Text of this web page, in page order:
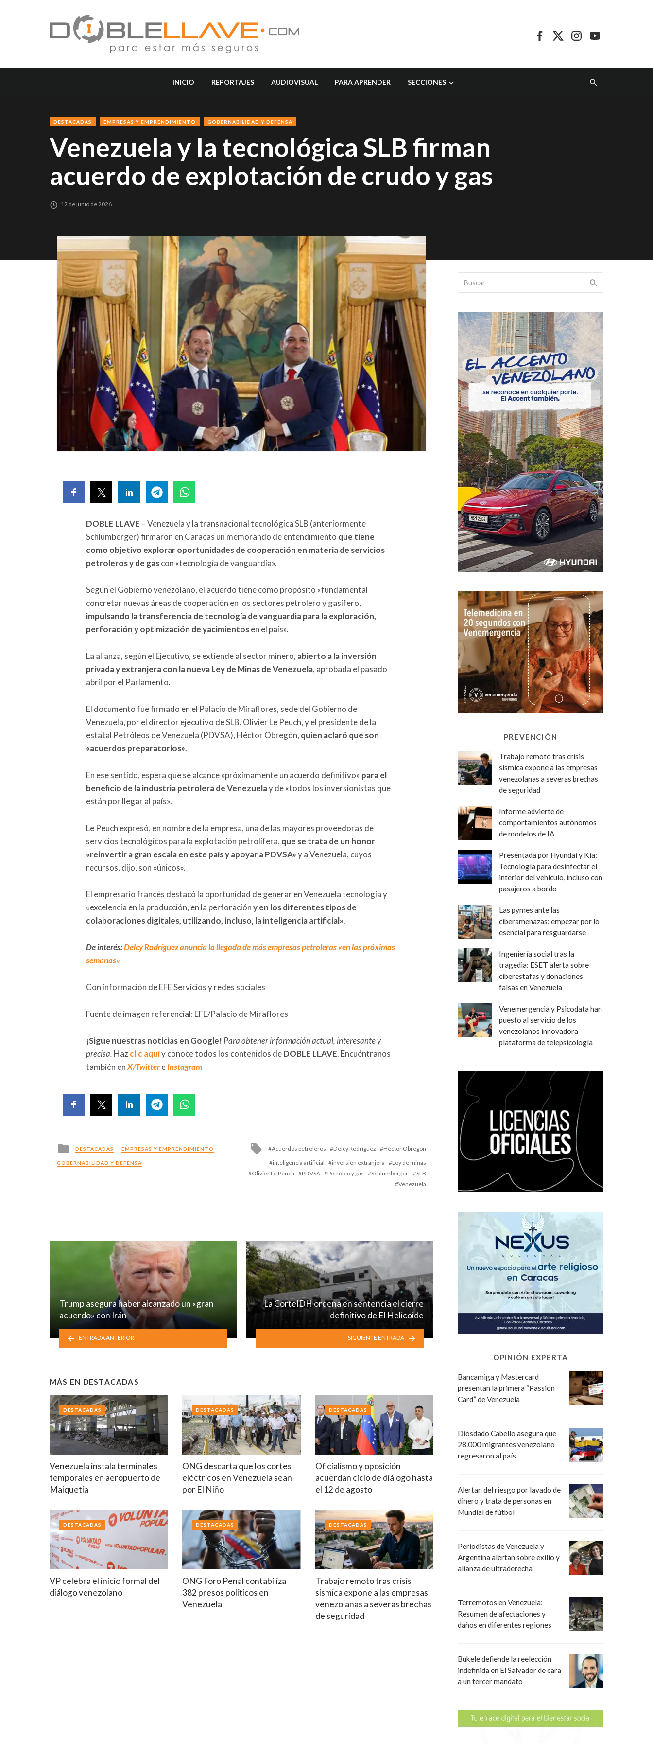
INICIO REPORTAJES AUDIOVISUAL PARA APRENDER SECCIONES
DESTACADAS EMPRESAS Y EMPRENDIMIENTO GOBERNABILIDAD Y DEFENSA
Venezuela y la tecnológica SLB firman
acuerdo de explotación de crudo y gas
12 de junio de 2026
DOBLE LLAVE – Venezuela y la transnacional tecnológica SLB (anteriormente
Schlumberger) firmaron en Caracas un memorando de entendimiento que tiene
como objetivo explorar oportunidades de cooperación en materia de servicios
petroleros y de gascon «tecnología de vanguardia».
Según el Gobierno venezolano, el acuerdo tiene como propósito «fundamental
concretar nuevas áreas de cooperación en los sectores petrolero y gasífero,
impulsando la transferencia de tecnología de vanguardia para la exploración,
perforación y optimización de yacimientosen el país».
La alianza, según el Ejecutivo, se extiende al sector minero, abierto a la inversión
privada y extranjera con la nueva Ley de Minas de Venezuela, aprobada el pasado
abril por el Parlamento.
El documento fue firmado en el Palacio de Miraflores, sede del Gobierno de
Venezuela, por el director ejecutivo de SLB, Olivier Le Peuch, y el presidente de la
estatal Petróleos de Venezuela (PDVSA), Héctor Obregón, quien aclaró que son
«acuerdos preparatorios».
En ese sentido, espera que se alcance «próximamente un acuerdo definitivo» para el
beneficio de la industria petrolera de Venezuelay de «todos los inversionistas que
están por llegar al país».
Le Peuch expresó, en nombre de la empresa, una de las mayores proveedoras de
servicios tecnológicos para la explotación petrolífera, que se trata de un honor
«reinvertir a gran escala en este país y apoyar a PDVSA»y a Venezuela, cuyos
recursos, dijo, son «únicos».
El empresario francés destacó la oportunidad de generar en Venezuela tecnología y
«excelencia en la producción, en la perforacióny en los diferentes tipos de
colaboraciones digitales, utilizando, incluso, la inteligencia artificial».
De interés:Delcy Rodríguez anuncia la llegada de más empresas petroleras «en las próximas
semanas»
Con información de EFE Servicios y redes sociales
Fuente de imagen referencial: EFE/Palacio de Miraflores
¡Sigue nuestras noticias en Google! Para obtener información actual, interesante y
precisa. Hazclic aquíy conoce todos los contenidos deDOBLE LLAVE. Encuéntranos
también enX/TwittereInstagram
Posted
in
DESTACADAS EMPRESAS Y EMPRENDIMIENTO
GOBERNABILIDAD Y DEFENSA
Tagged
Acuerdos petroleros Delcy Rodríguez
Héctor Obregón
inteligencia artificial
inversión extranjera
Ley de minas
Olivier Le Peuch
PDVSA Petróleo y gas Schlumberger.
SLB
Venezuela
Trump asegura haber alcanzado un «gran
acuerdo» con Irán
ENTRADA ANTERIOR
La CorteIDH ordena en sentencia el cierre
definitivo de El Helicoide
SIGUIENTE ENTRADA
MÁS EN DESTACADAS
Venezuela instala terminales
temporales en aeropuerto de
Maiquetía
DESTACADAS
ONG descarta que los cortes
eléctricos en Venezuela sean
por El Niño
DESTACADAS
Oficialismo y oposición
acuerdan ciclo de diálogo hasta
el 12 de agosto
DESTACADAS
VP celebra el inicio formal del
diálogo venezolano
DESTACADAS
ONG Foro Penal contabiliza
382 presos políticos en
Venezuela
DESTACADAS
Trabajo remoto tras crisis
sísmica expone a las empresas
venezolanas a severas brechas
de seguridad
DESTACADAS
PREVENCIÓN
Trabajo remoto tras crisis
sísmica expone a las empresas
venezolanas a severas brechas
de seguridad
Informe advierte de
comportamientos autónomos
de modelos de IA
Presentada por Hyundai y Kia:
Tecnología para desinfectar el
interior del vehículo, incluso con
pasajeros a bordo
Las pymes ante las
ciberamenazas: empezar por lo
esencial para resguardarse
Ingeniería social tras la
tragedia: ESET alerta sobre
ciberestafas y donaciones
falsas en Venezuela
Venemergencia y Psicodata han
puesto al servicio de los
venezolanos innovadora
plataforma de telepsicología
OPINIÓN EXPERTA
Bancamiga y Mastercard
presentan la primera “Passion
Card” de Venezuela
Diosdado Cabello asegura que
28.000 migrantes venezolano
regresaron al país
Alertan del riesgo por lavado de
dinero y trata de personas en
Mundial de fútbol
Periodistas de Venezuela y
Argentina alertan sobre exilio y
alianza de ultraderecha
Terremotos en Venezuela:
Resumen de afectaciones y
daños en diferentes regiones
Bukele defiende la reelección
indefinida en El Salvador de cara
a un tercer mandato